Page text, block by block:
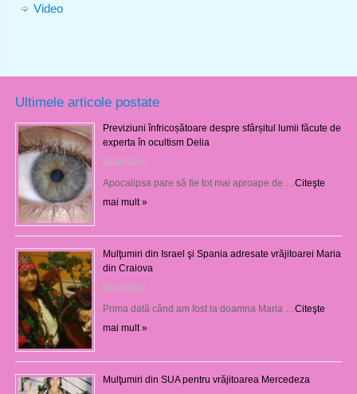
Video
Ultimele articole postate
Previziuni înfricoșătoare despre sfârșitul lumii făcute de
experta în ocultism Delia
08/08/2026
Apocalipsa pare să fie tot mai aproape de …Citeşte
mai mult »
Mulţumiri din Israel şi Spania adresate vrăjitoarei Maria
din Craiova
08/08/2026
Prima dată când am fost la doamna Maria …Citeşte
mai mult »
Mulţumiri din SUA pentru vrăjitoarea Mercedeza